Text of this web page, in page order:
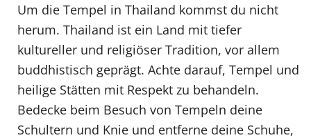
Um die Tempel in Thailand kommst du nicht
herum. Thailand ist ein Land mit tiefer
kultureller und religiöser Tradition, vor allem
buddhistisch geprägt. Achte darauf, Tempel und
heilige Stätten mit Respekt zu behandeln.
Bedecke beim Besuch von Tempeln deine
Schultern und Knie und entferne deine Schuhe,